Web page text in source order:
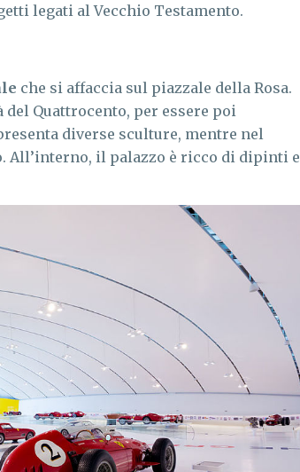
legati al Vecchio Testamento.
che si affaccia sul piazzale della Rosa.
Quattrocento, per essere poi
diverse sculture, mentre nel
All’interno, il palazzo è ricco di dipinti e